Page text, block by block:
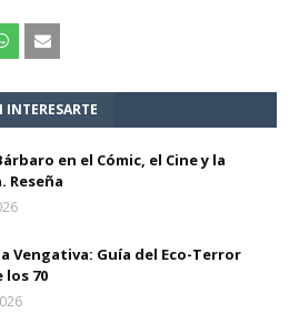
INTERESARTE
en el Cómic, el Cine y la
Reseña
Vengativa: Guía del Eco-Terror
los 70